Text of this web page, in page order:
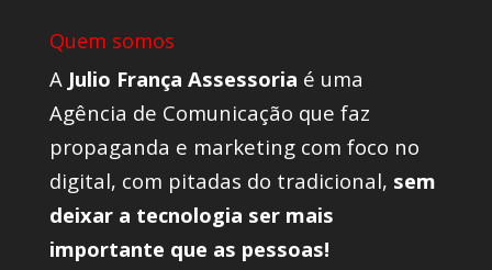
Quem somos
A Julio França Assessoria é uma
Agência de Comunicação que faz
propaganda e marketing com foco no
digital, com pitadas do tradicional, sem
deixar a tecnologia ser mais
importante que as pessoas!